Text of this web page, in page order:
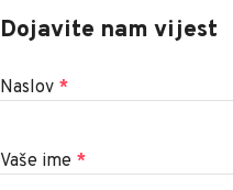
Dojavite nam vijest
Naslov *
Vaše ime *